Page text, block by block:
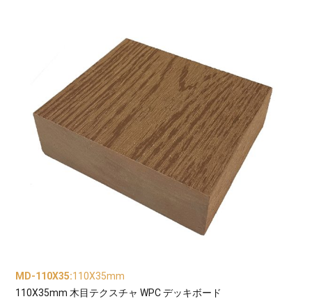
MD-110X35:110X35mm
110X35mm 木目テクスチャ WPC デッキボード